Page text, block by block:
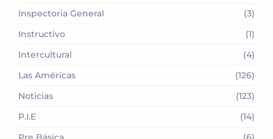
Inspectoria General
(3)
Instructivo
(1)
Intercultural
(4)
Las Américas
(126)
Noticias
(123)
P.I.E
(14)